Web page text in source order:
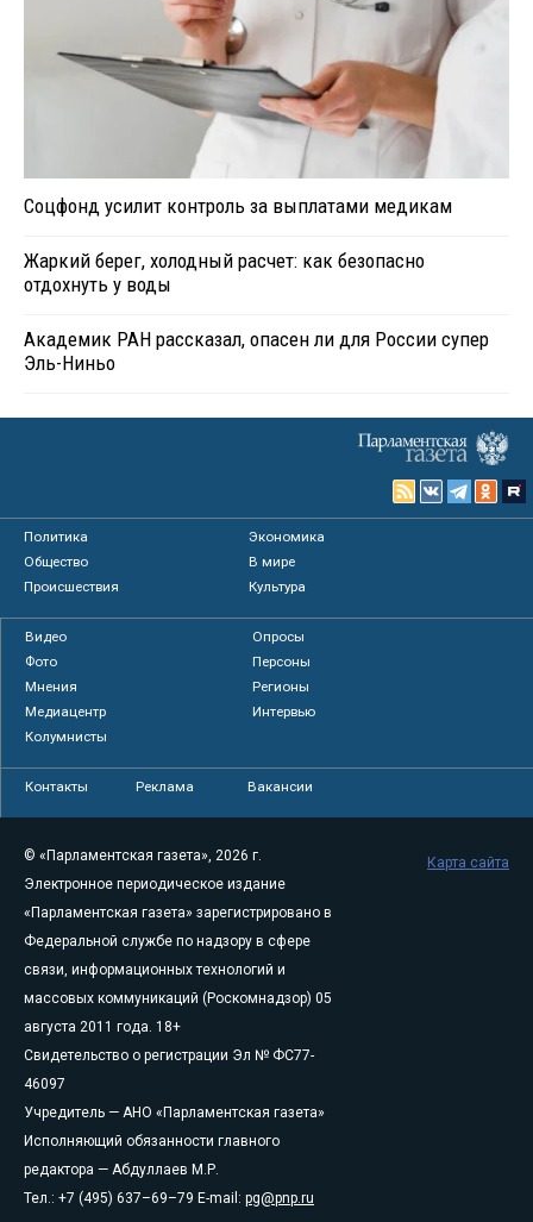
Соцфонд усилит контроль за выплатами медикам
Жаркий берег, холодный расчет: как безопасно
отдохнуть у воды
Академик РАН рассказал, опасен ли для России супер
Эль-Ниньо
Политика
Экономика
Общество
В мире
Происшествия
Культура
Видео
Опросы
Фото
Персоны
Мнения
Регионы
Медиацентр
Интервью
Колумнисты
Контакты Реклама Вакансии
© «Парламентская газета», 2026 г.
Электронное периодическое издание
«Парламентская газета» зарегистрировано в
Федеральной службе по надзору в сфере
связи, информационных технологий и
массовых коммуникаций (Роскомнадзор) 05
августа 2011 года. 18+
Свидетельство о регистрации Эл № ФС77-
46097
Учредитель — АНО «Парламентская газета»
Исполняющий обязанности главного
редактора — Абдуллаев М.Р.
Тел.: +7 (495) 637–69–79 E-mail: pg@pnp.ru
Карта сайта